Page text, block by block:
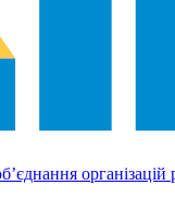
організацій